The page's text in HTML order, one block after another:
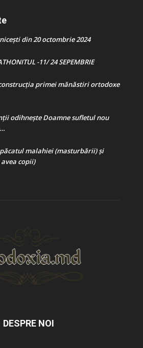
din 20 octombrie 2024
-11/ 24 SEPEMBRIE
primei mănăstiri ortodoxe
odihnește Doamne sufletul nou
malahiei (masturbării) şi
copii)
DESPRE NOI